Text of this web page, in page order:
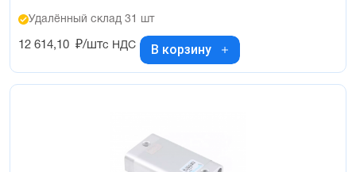
Удалённый склад 31 шт
12 614,10 ₽/штс НДС В корзину